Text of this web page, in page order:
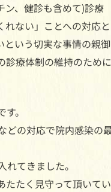
ン、健診も含めて)診療
ない」ことへの対応と
という切実な事情の親御
診療体制の維持のために
。
どの対応で院内感染の
てきました。
たたく見守って頂いてい